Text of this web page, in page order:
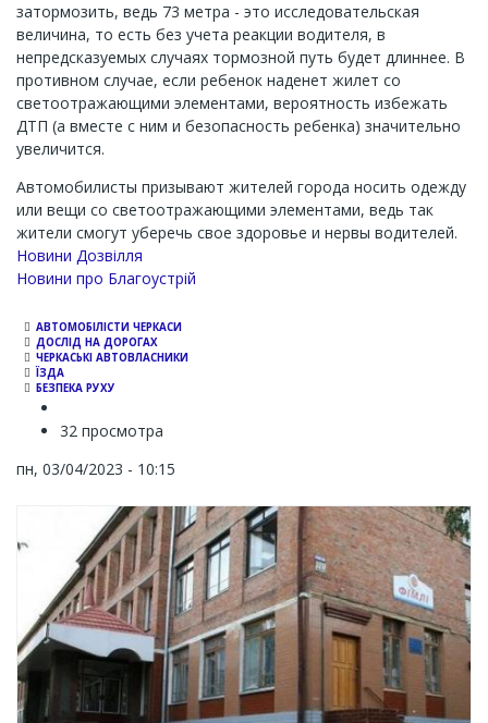
затормозить, ведь 73 метра - это исследовательская
величина, то есть без учета реакции водителя, в
непредсказуемых случаях тормозной путь будет длиннее. В
противном случае, если ребенок наденет жилет со
светоотражающими элементами, вероятность избежать
ДТП (а вместе с ним и безопасность ребенка) значительно
увеличится.
Автомобилисты призывают жителей города носить одежду
или вещи со светоотражающими элементами, ведь так
жители смогут уберечь свое здоровье и нервы водителей.
Новини Дозвілля
Новини про Благоустрій
АВТОМОБІЛІСТИ ЧЕРКАСИ
ДОСЛІД НА ДОРОГАХ
ЧЕРКАСЬКІ АВТОВЛАСНИКИ
ЇЗДА
БЕЗПЕКА РУХУ
32 просмотра
пн, 03/04/2023 - 10:15